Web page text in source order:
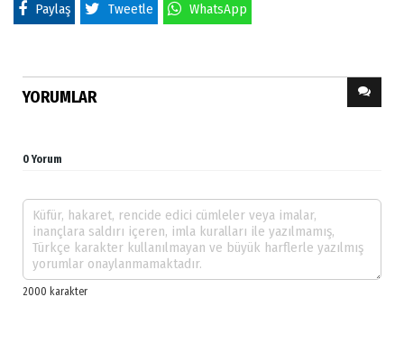
Paylaş Tweetle WhatsApp
YORUMLAR
0 Yorum